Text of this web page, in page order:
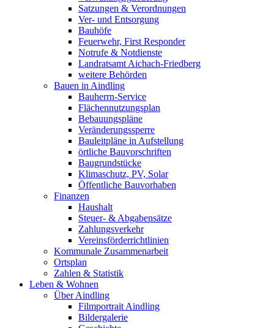
Satzungen & Verordnungen
Ver- und Entsorgung
Bauhöfe
Feuerwehr, First Responder
Notrufe & Notdienste
Landratsamt Aichach-Friedberg
weitere Behörden
Bauen in Aindling
Bauherrn-Service
Flächennutzungsplan
Bebauungspläne
Veränderungssperre
Bauleitpläne in Aufstellung
örtliche Bauvorschriften
Baugrundstücke
Klimaschutz, PV, Solar
Öffentliche Bauvorhaben
Finanzen
Haushalt
Steuer- & Abgabensätze
Zahlungsverkehr
Vereinsförderrichtlinien
Kommunale Zusammenarbeit
Ortsplan
Zahlen & Statistik
Leben & Wohnen
Über Aindling
Filmportrait Aindling
Bildergalerie